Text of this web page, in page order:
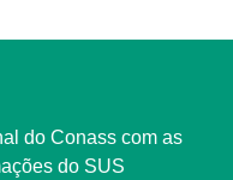
do SUS